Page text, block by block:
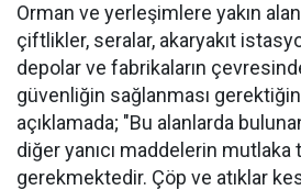
Orman ve yerleşimlere yakın
çiftlikler, seralar, akaryakıt
depolar ve fabrikaların
güvenliğin sağlanması
açıklamada; "Bu alanlarda
diğer yanıcı maddelerin
gerekmektedir. Çöp ve atıklar